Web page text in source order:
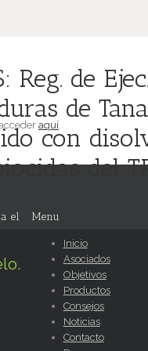
Reg. de
de
con
del
aquí.
el
Menu
Inicio
Asociados
Objetivos
Productos
Consejos
Noticias
Contacto